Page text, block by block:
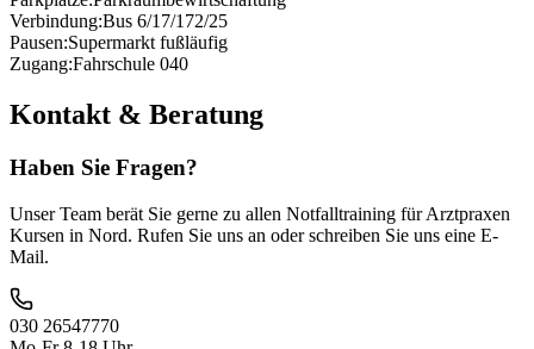
Verbindung:Bus 6/17/172/25
Pausen:Supermarkt fußläufig
Zugang:Fahrschule 040
Kontakt & Beratung
Haben Sie Fragen?
Unser Team berät Sie gerne zu allen Notfalltraining für Arztpraxen
Kursen in Nord. Rufen Sie uns an oder schreiben Sie uns eine E-
Mail.
030 26547770